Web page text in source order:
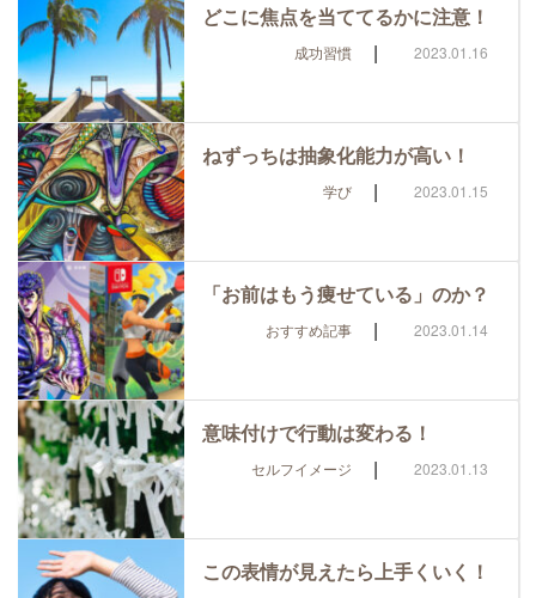
どこに焦点を当ててるかに注意！
成功習慣 | 2023.01.16
ねずっちは抽象化能力が高い！
学び | 2023.01.15
「お前はもう痩せている」のか？
おすすめ記事 | 2023.01.14
意味付けで行動は変わる！
セルフイメージ | 2023.01.13
この表情が見えたら上手くいく！